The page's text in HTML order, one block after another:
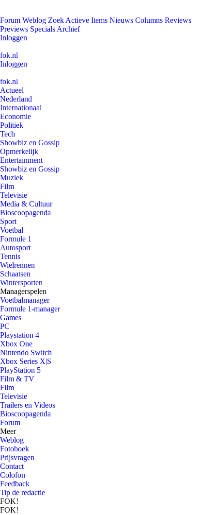
Forum Weblog Zoek Actieve Items Nieuws Columns Reviews
Previews Specials Archief
Inloggen
fok.nl
Inloggen
fok.nl
Actueel
Nederland
Internationaal
Economie
Politiek
Tech
Showbiz en Gossip
Opmerkelijk
Entertainment
Showbiz en Gossip
Muziek
Film
Televisie
Media & Cultuur
Bioscoopagenda
Sport
Voetbal
Formule 1
Autosport
Tennis
Wielrennen
Schaatsen
Wintersporten
Managerspelen
Voetbalmanager
Formule 1-manager
Games
PC
Playstation 4
Xbox One
Nintendo Switch
Xbox Series X|S
PlayStation 5
Film & TV
Film
Televisie
Trailers en Videos
Bioscoopagenda
Forum
Meer
Weblog
Fotoboek
Prijsvragen
Contact
Colofon
Feedback
Tip de redactie
FOK!
FOK!